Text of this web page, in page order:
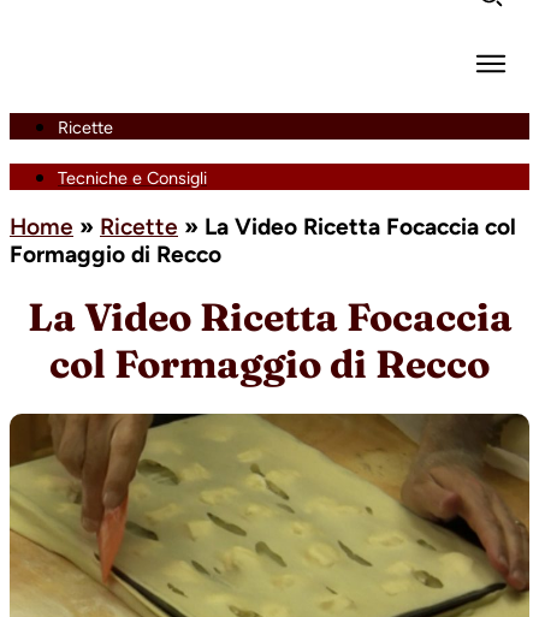
Ricette
Tecniche e Consigli
Home » Ricette » La Video Ricetta Focaccia col
Formaggio di Recco
La Video Ricetta Focaccia
col Formaggio di Recco